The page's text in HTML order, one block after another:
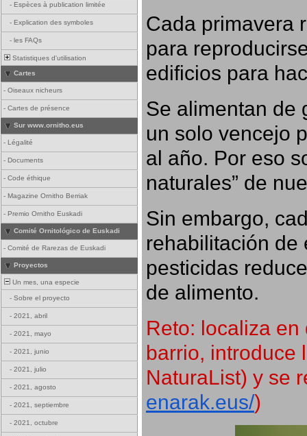
- Espèces à publication limitée
- Explication des symboles
- les FAQs
Statistiques d'utilisation
Cartes
- Oiseaux nicheurs
- Cartes de présence
Sur www.ornitho.eus
- Légalité
- Documents
- Code éthique
- Magazine Ornitho Berriak
- Premio Ornitho Euskadi
Comité Ornitológico de Euskadi
- Comité de Rarezas de Euskadi
Proyectos
Un mes, una especie
- Sobre el proyecto
- 2021, abril
- 2021, mayo
- 2021, junio
- 2021, julio
- 2021, agosto
- 2021, septiembre
- 2021, octubre
Cada primavera
para
edificios para
Se alimentan de
un solo vencejo
al año. Por eso
naturales” de
Sin embargo,
rehabilitación de
pesticidas
de alimento.
Reto: localiza
barrio, introduce
NaturaList) y se
enarak.eus/)